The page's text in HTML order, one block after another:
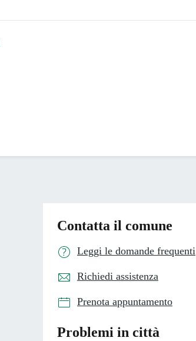
Contatta il comune
Leggi le domande frequenti
Richiedi assistenza
Prenota appuntamento
Problemi in città